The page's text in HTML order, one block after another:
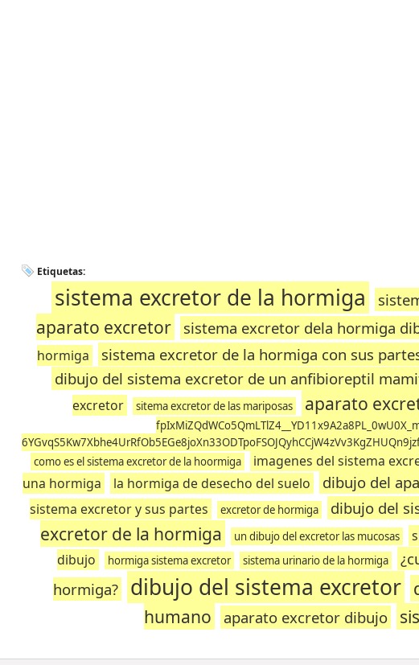
Etiquetas:
sistema excretor de la hormiga
aparato excretor
sistema excretor dela hormiga
hormiga
sistema excretor de la hormiga con sus
dibujo del sistema excretor de un anfibioreptil
excretor
sitema excretor de las mariposas aparato
como es el sistema excretor de la hoormiga
imagenes del sistema
una hormiga
la hormiga de desecho del suelo dibujo del
sistema excretor y sus partes
excretor de hormiga dibujo del
excretor de la hormiga
un dibujo del excretor las mucosas
dibujo
hormiga sistema excretor sistema urinario de la hormiga
hormiga?
dibujo del sistema excretor
humano
aparato excretor dibujo